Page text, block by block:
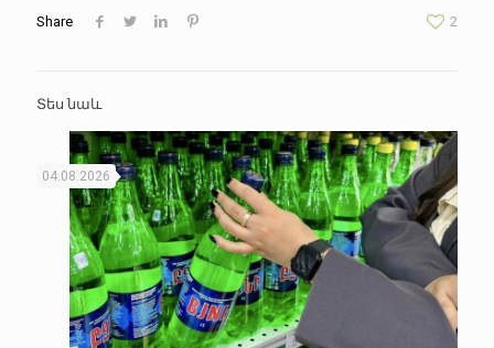
Share 2
Տես նաև
04.08.2026